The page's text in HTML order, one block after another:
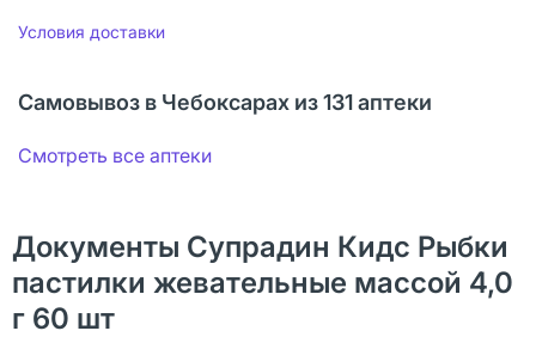
Условия доставки
Самовывоз в Чебоксарах из 131 аптеки
Смотреть все аптеки
Документы Супрадин Кидс Рыбки
пастилки жевательные массой 4,0
г 60 шт